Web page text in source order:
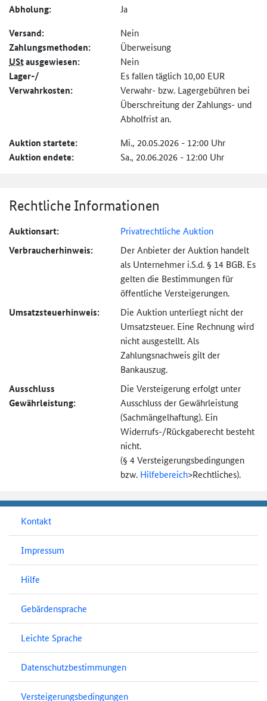
Abholung: Ja
Versand: Nein
Zahlungs­methoden: Überweisung
UStausgewiesen: Nein
Lager-/
Verwahrkosten:
Es fallen täglich 10,00 EUR
Verwahr- bzw. Lagergebühren bei
Überschreitung der Zahlungs- und
Abholfrist an.
Auktion startete: Mi., 20.05.2026 - 12:00 Uhr
Auktion endete: Sa., 20.06.2026 - 12:00 Uhr
Rechtliche Informationen
Auktionsart: Privatrechtliche Auktion
Verbraucher­hinweis:
Der Anbieter der Auktion handelt
als Unternehmer i.S.d. § 14 BGB. Es
gelten die Bestimmungen für
öffentliche Versteigerungen.
Umsatzsteuer­hinweis:
Die Auktion unterliegt nicht der
Umsatzsteuer. Eine Rechnung wird
nicht ausgestellt. Als
Zahlungsnachweis gilt der
Bankauszug.
Ausschluss
Gewährleistung:
Die Versteigerung erfolgt unter
Ausschluss der Gewährleistung
(Sachmängel­haftung). Ein
Widerrufs-/Rückgaberecht besteht
nicht.
(§ 4 Versteigerungs­bedingungen
bzw. Hilfebereich>Rechtliches).
Kontakt
Impressum
Hilfe
Gebärdensprache
Leichte Sprache
Datenschutzbestimmungen
Versteigerungsbedingungen